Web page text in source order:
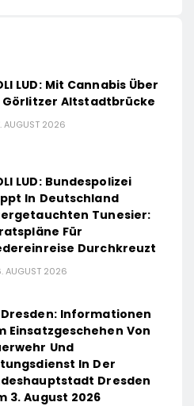
LUD: Mit Cannabis Über
Görlitzer Altstadtbrücke
AUGUST 2026
LUD: Bundespolizei
In Deutschland
Tunesier:
Für
Durchkreuzt
AUGUST 2026
Dresden: Informationen
Einsatzgeschehen Von
Und
In Der
Dresden
3. August 2026